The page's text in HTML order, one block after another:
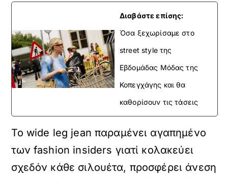
Διαβάστε επίσης:
Όσα ξεχωρίσαμε στο
street style της
Εβδομάδας Μόδας της
Κοπεγχάγης και θα
καθορίσουν τις τάσεις
Το wide leg jean παραμένει αγαπημένο
των fashion insiders γιατί κολακεύει
σχεδόν κάθε σιλουέτα, προσφέρει άνεση